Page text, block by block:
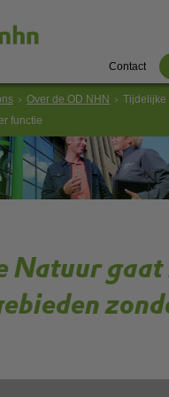
Contact
Over de OD NHN
Tijdelijke
functie
Natuur gaat